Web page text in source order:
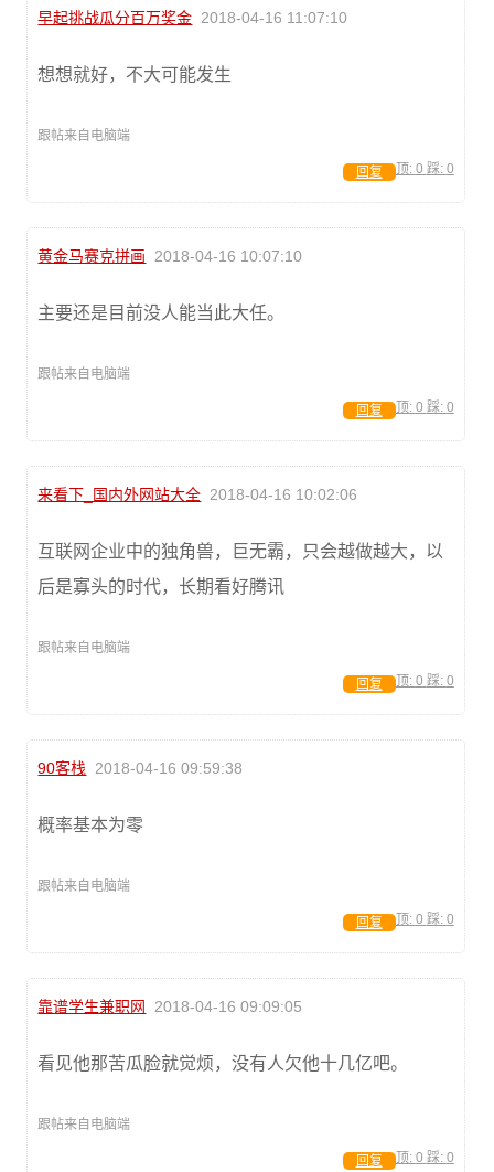
早起挑战瓜分百万奖金 2018-04-16 11:07:10
想想就好，不大可能发生
跟帖来自电脑端
顶: 0 踩: 0
回复
黄金马赛克拼画 2018-04-16 10:07:10
主要还是目前没人能当此大任。
跟帖来自电脑端
顶: 0 踩: 0
回复
来看下_国内外网站大全 2018-04-16 10:02:06
互联网企业中的独角兽，巨无霸，只会越做越大，以
后是寡头的时代，长期看好腾讯
跟帖来自电脑端
顶: 0 踩: 0
回复
90客栈 2018-04-16 09:59:38
概率基本为零
跟帖来自电脑端
顶: 0 踩: 0
回复
靠谱学生兼职网 2018-04-16 09:09:05
看见他那苦瓜脸就觉烦，没有人欠他十几亿吧。
跟帖来自电脑端
顶: 0 踩: 0
回复